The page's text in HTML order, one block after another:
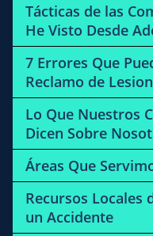
Tácticas de las
He Visto Desde
7 Errores Que
Reclamo de
Lo Que Nuestros
Dicen Sobre
Áreas Que
Recursos Locales
un Accidente